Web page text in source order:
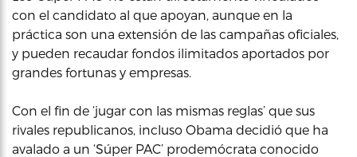
con el candidato al que apoyan, aunque en la
práctica son una extensión de las campañas oficiales,
y pueden recaudar fondos ilimitados aportados por
grandes fortunas y empresas.
Con el fin de ‘jugar con las mismas reglas’ que sus
rivales republicanos, incluso Obama decidió que ha
avalado a un ‘Súper PAC’ prodemócrata conocido